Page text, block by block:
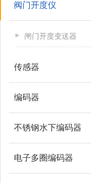
阀门开度仪
闸门开度变送器
传感器
编码器
不锈钢水下编码器
电子多圈编码器